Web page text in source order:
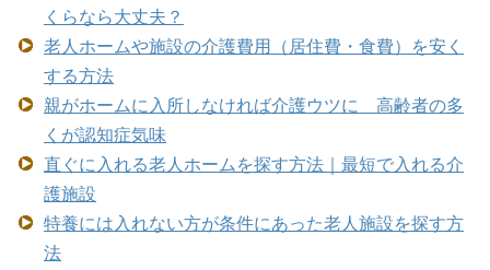
くらなら大丈夫？
老人ホームや施設の介護費用（居住費・食費）を安く
する方法
親がホームに入所しなければ介護ウツに 高齢者の多
くが認知症気味
直ぐに入れる老人ホームを探す方法｜最短で入れる介
護施設
特養には入れない方が条件にあった老人施設を探す方
法